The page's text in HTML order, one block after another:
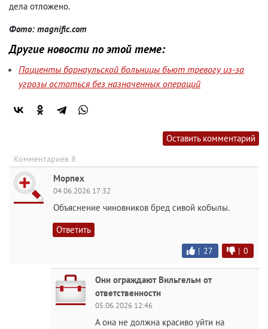
дела отложено.
Фото: magnific.com
Другие новости по этой теме:
Пациенты барнаульской больницы бьют тревогу из-за
угрозы остаться без назначенных операций
Оставить комментарий
Комментариев 8
Морпех
04.06.2026 17:32
Объяснение чиновников бред сивой кобылы.
Ответить
| 27 | 0
Они ограждают Вильгельм от
ответственности
05.06.2026 12:46
А она не должна красиво уйти на